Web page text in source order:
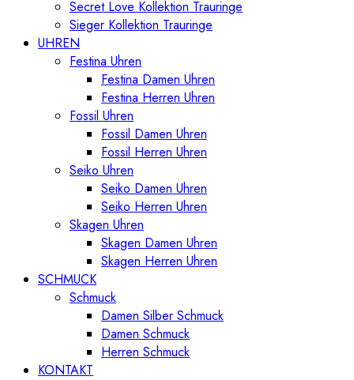
Secret Love Kollektion Trauringe
Sieger Kollektion Trauringe
UHREN
Festina Uhren
Festina Damen Uhren
Festina Herren Uhren
Fossil Uhren
Fossil Damen Uhren
Fossil Herren Uhren
Seiko Uhren
Seiko Damen Uhren
Seiko Herren Uhren
Skagen Uhren
Skagen Damen Uhren
Skagen Herren Uhren
SCHMUCK
Schmuck
Damen Silber Schmuck
Damen Schmuck
Herren Schmuck
KONTAKT